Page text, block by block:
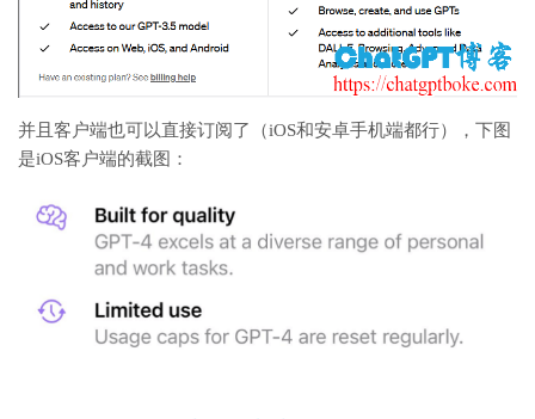
并且客户端也可以直接订阅了（iOS和安卓手机端都行），下图
是iOS客户端的截图：